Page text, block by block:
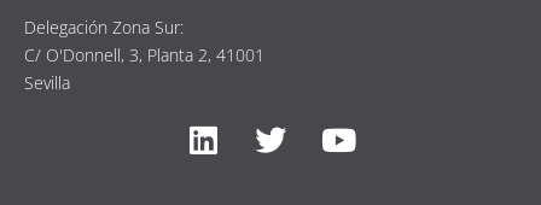
Delegación Zona Sur:
C/ O'Donnell, 3, Planta 2, 41001
Sevilla